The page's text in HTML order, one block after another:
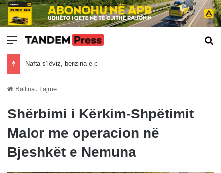
Meny
Nafta s’lëviz, benzina e pëson sot rritjen e çmimit në Kosovë
Ballina / Lajme
Shërbimi i Kërkim-Shpëtimit
Malor me operacion në
Bjeshkët e Nemuna